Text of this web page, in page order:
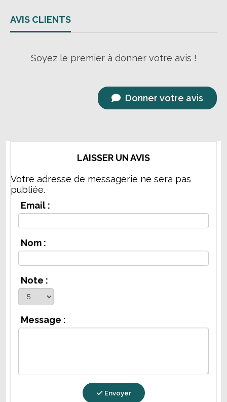
AVIS CLIENTS
Soyez le premier à donner votre avis !
Donner votre avis
LAISSER UN AVIS
Votre adresse de messagerie ne sera pas
publiée.
Email :
Nom :
Note :
Message :
Envoyer